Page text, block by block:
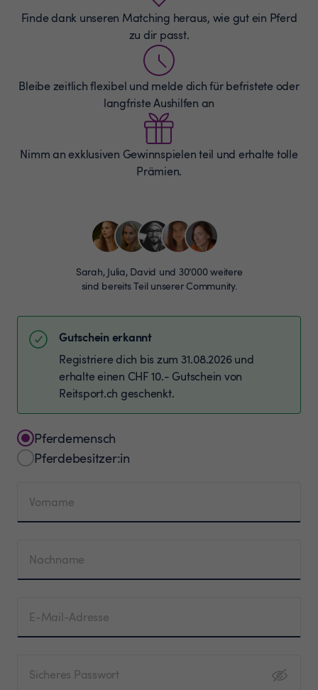
Finde dank unseren Matching heraus, wie gut ein Pferd
zu dir passt.
Bleibe zeitlich flexibel und melde dich für befristete oder
langfriste Aushilfen an
Nimm an exklusiven Gewinnspielen teil und erhalte tolle
Prämien.
Sarah, Julia, David und 30’000 weitere
sind bereits Teil unserer Community.
Gutschein erkannt
Registriere dich bis zum 31.08.2026 und
erhalte einen CHF 10.- Gutschein von
Reitsport.ch geschenkt.
Pferdemensch
Pferdebesitzer:in
Vorname
Nachname
E-Mail-Adresse
Sicheres Passwort